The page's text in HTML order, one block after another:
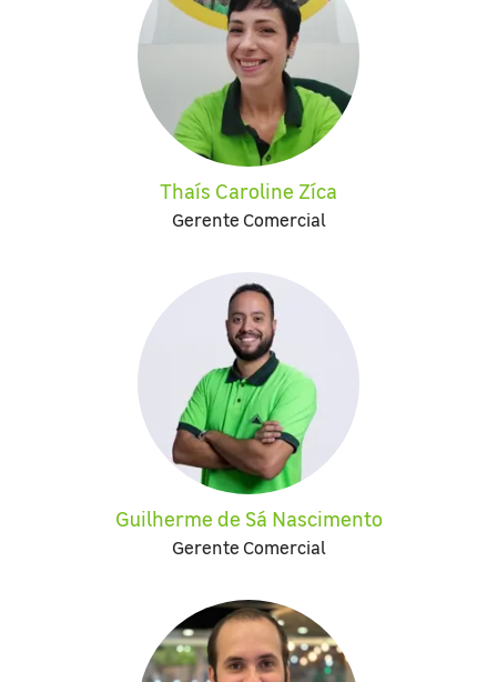
Thaís Caroline Zíca
Gerente Comercial
Guilherme de Sá Nascimento
Gerente Comercial